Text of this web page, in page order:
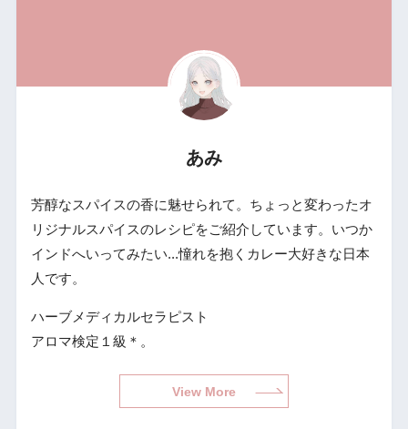
あみ
芳醇なスパイスの香に魅せられて。ちょっと変わったオ
リジナルスパイスのレシピをご紹介しています。いつか
インドへいってみたい...憧れを抱くカレー大好きな日本
人です。
ハーブメディカルセラピスト
アロマ検定１級＊。
View More